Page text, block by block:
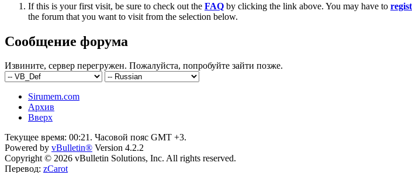
If this is your first visit, be sure to check out the FAQ by clicking the link above. You may have to
the forum that you want to visit from the selection below.
Сообщение форума
Извините, сервер перегружен. Пожалуйста, попробуйте зайти позже.
Sirumem.com
Архив
Вверх
Текущее время: 00:21. Часовой пояс GMT +3.
Powered by vBulletin® Version 4.2.2
Copyright © 2026 vBulletin Solutions, Inc. All rights reserved.
Перевод: zCarot